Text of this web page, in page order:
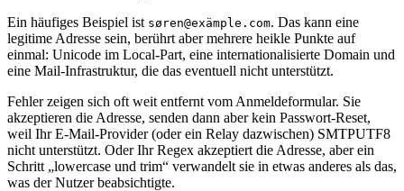
Ein häufiges Beispiel ist søren@exämple.com. Das kann eine
legitime Adresse sein, berührt aber mehrere heikle Punkte auf
einmal: Unicode im Local‑Part, eine internationalisierte Domain und
eine Mail‑Infrastruktur, die das eventuell nicht unterstützt.
Fehler zeigen sich oft weit entfernt vom Anmeldeformular. Sie
akzeptieren die Adresse, senden dann aber kein Passwort‑Reset,
weil Ihr E‑Mail‑Provider (oder ein Relay dazwischen) SMTPUTF8
nicht unterstützt. Oder Ihr Regex akzeptiert die Adresse, aber ein
Schritt „lowercase und trim“ verwandelt sie in etwas anderes als das,
was der Nutzer beabsichtigte.